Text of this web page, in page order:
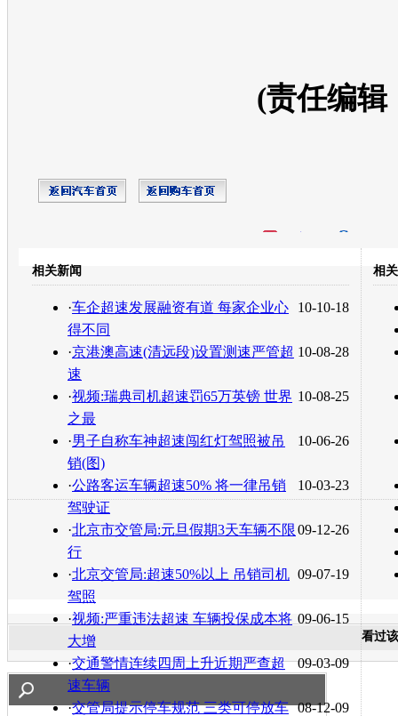
(责任编辑
转发至：
相关新闻
10-10-18
·车企超速发展融资有道 每家企业心
得不同
10-08-28
·京港澳高速(清远段)设置测速严管超
速
10-08-25
·视频:瑞典司机超速罚65万英镑 世界
之最
10-06-26
·男子自称车神超速闯红灯驾照被吊
销(图)
10-03-23
·公路客运车辆超速50% 将一律吊销
驾驶证
09-12-26
·北京市交管局:元旦假期3天车辆不限
行
09-07-19
·北京交管局:超速50%以上 吊销司机
驾照
09-06-15
·视频:严重违法超速 车辆投保成本将
大增
09-03-09
·交通警情连续四周上升近期严查超
速车辆
08-12-09
·交管局提示停车规范 三类可停放车
相
看过